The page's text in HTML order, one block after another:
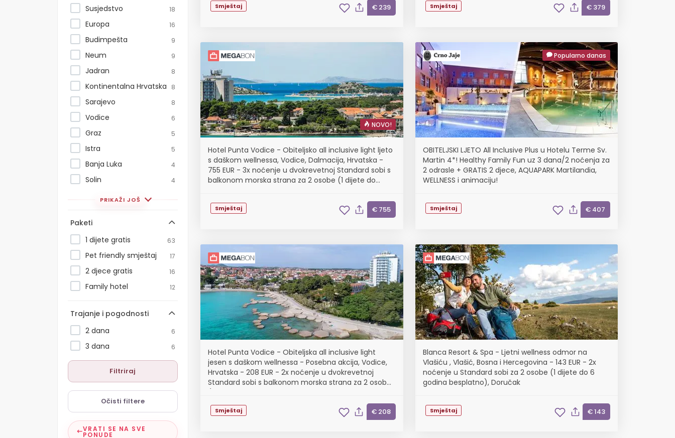
Susjedstvo
18
Europa 16
Budimpešta 9
Neum 9
Jadran 8
Kontinentalna Hrvatska 8
Sarajevo 8
Vodice 6
Graz 5
Istra 5
Banja Luka 4
Solin 4
PRIKAŽI JOŠ
Paketi
1 dijete gratis
63
Pet friendly smještaj 17
2 djece gratis 16
Family hotel 12
Trajanje i pogodnosti
2 dana
6
3 dana 6
Filtriraj
Očisti filtere
VRATI SE NA SVE
PONUDE
Smještaj € 239 Smještaj € 379
NOVO!
Hotel Punta Vodice - Obiteljsko all inclusive light ljeto
s daškom wellnessa, Vodice, Dalmacija, Hrvatska -
755 EUR - 3x noćenje u dvokrevetnoj Standard sobi s
balkonom morska strana za 2 osobe (1 dijete do
Smještaj € 755
Popularno danas
OBITELJSKI LJETO All Inclusive Plus u Hotelu Terme Sv.
Martin 4*! Healthy Family Fun uz 3 dana/2 noćenja za
2 odrasle + GRATIS 2 djece, AQUAPARK Martilandia,
WELLNESS i animaciju!
Smještaj € 407
Hotel Punta Vodice - Obiteljska all inclusive light
jesen s daškom wellnessa - Posebna akcija, Vodice,
Hrvatska - 208 EUR - 2x noćenje u dvokrevetnoj
Standard sobi s balkonom morska strana za 2 osobe
(1 dijete do 11,99 godina i 2. dijete do 2,99 godina be...
Smještaj € 208
Blanca Resort & Spa - Ljetni wellness odmor na
Vlašiću , Vlašić, Bosna i Hercegovina - 143 EUR - 2x
noćenje u Standard sobi za 2 osobe (1 dijete do 6
godina besplatno), Doručak
Smještaj € 143